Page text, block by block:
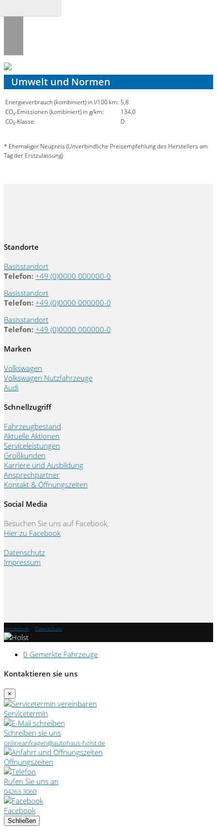
Umwelt und Normen
Energieverbrauch (kombiniert) in l/100 km: 5,8
CO₂-Emissionen (kombiniert) in g/km:
134,0
CO₂-Klasse:
D
* Ehemaliger Neupreis (Unverbindliche Preisempfehlung des Herstellers am
Tag der Erstzulassung)
Standorte
Basisstandort
Telefon: +49 (0)0000 000000-0
Basisstandort
Telefon: +49 (0)0000 000000-0
Basisstandort
Telefon: +49 (0)0000 000000-0
Marken
Volkswagen
Volkswagen Nutzfahrzeuge
Audi
Schnellzugriff
Fahrzeugbestand
Aktuelle Aktionen
Serviceleistungen
Großkunden
Karriere und Ausbildung
Ansprechpartner
Kontakt & Öffnungszeiten
Social Media
Besuchen Sie uns auf Facebook.
Hier zu Facebook
Datenschutz
Impressum
Impressum Datenschutz
0 Gemerkte Fahrzeuge
Kontaktieren sie uns
×
Servicetermin
Schreiben sie uns
onlineanfragen@autohaus-holst.de
Öffnungszeiten
Rufen Sie uns an
04263-3060
Facebook
Schließen